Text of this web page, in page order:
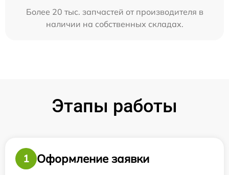
Более 20 тыс. запчастей от производителя в
наличии на собственных складах.
Этапы работы
1
Оформление заявки